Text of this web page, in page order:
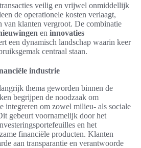
veilig en vrijwel onmiddellijk
de operationele kosten verlaagt,
van klanten vergroot. De combinatie
en innovaties
een dynamisch landschap waarin keer
centraal staan.
industrie
thema geworden binnen de
begrijpen de noodzaak om
integreren om zowel milieu- als sociale
gebeurt voornamelijk door het
en het
financiële producten. Klanten
aan transparantie en verantwoorde